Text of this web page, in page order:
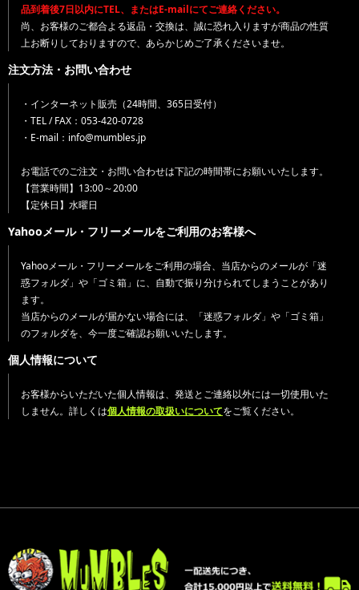
品到着後7日以内にTEL、またはE-mailにてご連絡ください。
尚、お客様のご都合よる返品・交換は、誠に恐れ入りますが商品の性質
上お断りしておりますので、あらかじめご了承くださいませ。
注文方法・お問い合わせ
・インターネット販売（24時間、365日受付）
・TEL / FAX：053-420-0728
・E-mail：info@mumbles.jp
お電話でのご注文・お問い合わせは下記の時間帯にお願いいたします。
【営業時間】13:00～20:00
【定休日】水曜日
Yahooメール・フリーメールをご利用のお客様へ
Yahooメール・フリーメールをご利用の場合、当店からのメールが「迷
惑フォルダ」や「ゴミ箱」に、自動で振り分けられてしまうことがあり
ます。
当店からのメールが届かない場合には、「迷惑フォルダ」や「ゴミ箱」
のフォルダを、今一度ご確認お願いいたします。
個人情報について
お客様からいただいた個人情報は、発送とご連絡以外には一切使用いた
しません。詳しくは個人情報の取扱いについてをご覧ください。